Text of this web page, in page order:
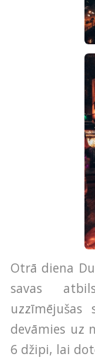
Otrā diena
savas
devāmies uz
6 džipi, lai